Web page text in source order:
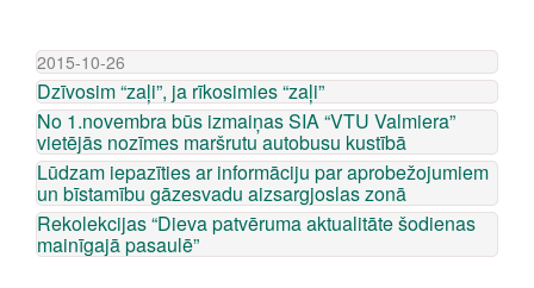
2015-10-26
Dzīvosim “zaļi”, ja rīkosimies “zaļi”
No 1.novembra būs izmaiņas SIA “VTU Valmiera”
vietējās nozīmes maršrutu autobusu kustībā
Lūdzam iepazīties ar informāciju par aprobežojumiem
un bīstamību gāzesvadu aizsargjoslas zonā
Rekolekcijas “Dieva patvēruma aktualitāte šodienas
mainīgajā pasaulē”